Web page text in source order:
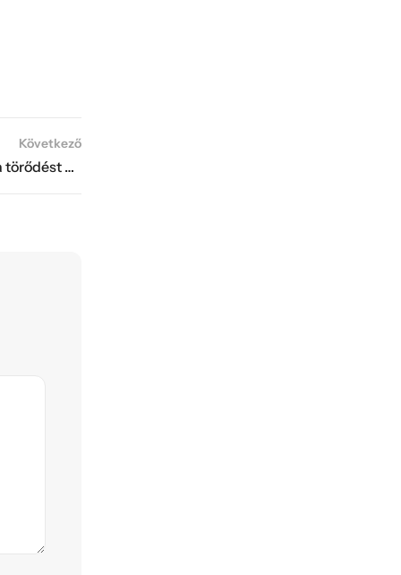
Következő
A kézzel festett tárgyak értéke: Miért érezzük a törődést a színeken?